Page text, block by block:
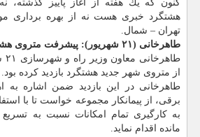
كنون كه یك هفته از آغاز پاییز گذشته،
هشتگرد خبری هست نه از بهره برداری
تهران – شمال.
طاهرخانی (۲۱ شهریور): پیشرفت متروی هشتگرد ۹۰ درصد است
از متروی شهر جدید هشتگرد بازدید كرده بود.
طاهرخانی در این بازدید ضمن اشاره به
برقی، از پیمانكار مجموعه خواست تا با
به كارگیری تمام امكانات نسبت به تسریع
مانده اقدام نماید.